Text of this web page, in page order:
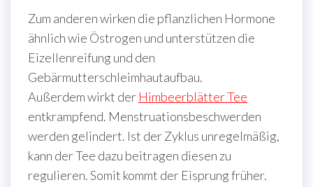
Zum anderen wirken die pflanzlichen Hormone
ähnlich wie Östrogen und unterstützen die
Eizellenreifung und den
Gebärmutterschleimhautaufbau.
Außerdem wirkt der Himbeerblätter Tee
entkrampfend. Menstruationsbeschwerden
werden gelindert. Ist der Zyklus unregelmäßig,
kann der Tee dazu beitragen diesen zu
regulieren. Somit kommt der Eisprung früher.